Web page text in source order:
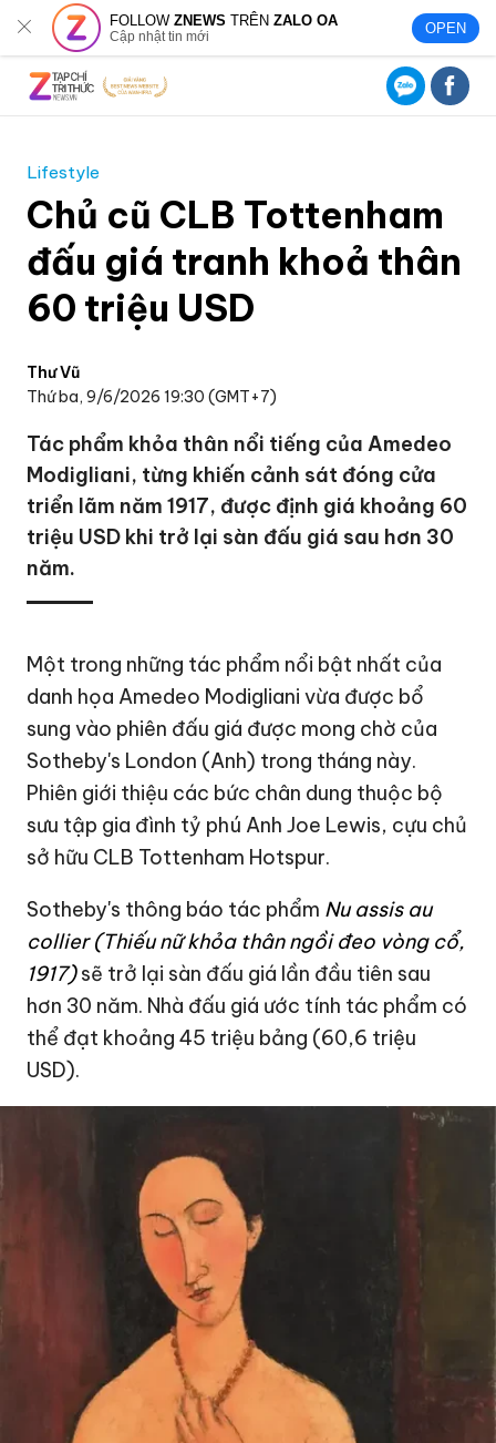
FOLLOWZNEWS TRÊNZALO OA
Cập nhật tin mới OPEN
Lifestyle
Chủ cũ CLB Tottenham
đấu giá tranh khoả thân
60 triệu USD
Thư Vũ
Thứ ba, 9/6/2026 19:30 (GMT+7)
Tác phẩm khỏa thân nổi tiếng của Amedeo
Modigliani, từng khiến cảnh sát đóng cửa
triển lãm năm 1917, được định giá khoảng 60
triệu USD khi trở lại sàn đấu giá sau hơn 30
năm.
Một trong những tác phẩm nổi bật nhất của
danh họa Amedeo Modigliani vừa được bổ
sung vào phiên đấu giá được mong chờ của
Sotheby's London (Anh) trong tháng này.
Phiên giới thiệu các bức chân dung thuộc bộ
sưu tập gia đình tỷ phú Anh Joe Lewis, cựu chủ
sở hữu CLB Tottenham Hotspur.
Sotheby's thông báo tác phẩm Nu assis au
collier (Thiếu nữ khỏa thân ngồi đeo vòng cổ,
1917)sẽ trở lại sàn đấu giá lần đầu tiên sau
hơn 30 năm. Nhà đấu giá ước tính tác phẩm có
thể đạt khoảng 45 triệu bảng (60,6 triệu
USD).